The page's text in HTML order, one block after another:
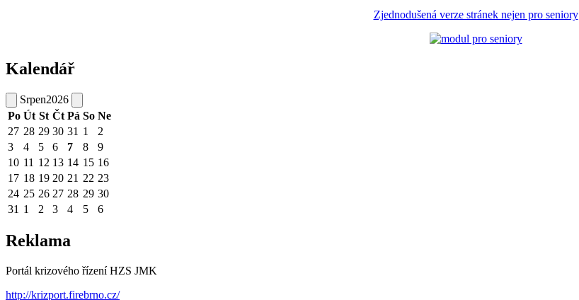
Zjednodušená verze stránek nejen pro seniory
Kalendář
Srpen2026
Po Út St Čt Pá So Ne
27 28 29 30 31 1
2
3
4 5 6 7 8
9
10 11 12 13 14 15 16
17 18 19 20 21 22 23
24 25 26 27 28 29 30
31 1 2 3 4 5 6
Reklama
Portál krizového řízení HZS JMK
http://krizport.firebrno.cz/